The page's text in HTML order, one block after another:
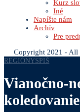
Kurz
Iné
Napíšte nám
Archív
Pre
Copyright 2021 - All
REGIÓNYSPIŠ
Vianočno-